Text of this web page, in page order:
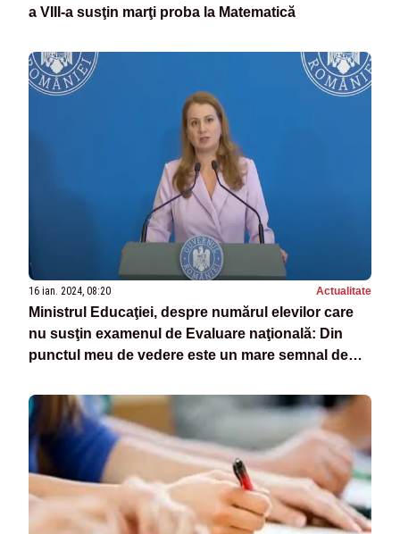
a VIII-a susţin marţi proba la Matematică
16 ian. 2024, 08:20 Actualitate
Ministrul Educaţiei, despre numărul elevilor care
nu susţin examenul de Evaluare naţională: Din
punctul meu de vedere este un mare semnal de